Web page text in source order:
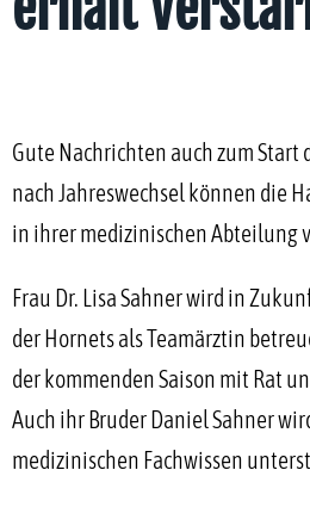
Gute Nachrichten auch zum Start
nach Jahreswechsel können die
in ihrer medizinischen Abteilung
Frau Dr. Lisa Sahner wird in
der Hornets als Teamärztin
der kommenden Saison mit Rat
Auch ihr Bruder Daniel Sahner
medizinischen Fachwissen